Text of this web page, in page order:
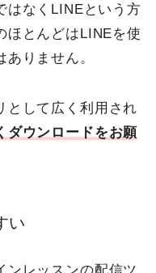
はなくLINEという方
ほとんどはLINEを使
りません。
として広く利用され
ダウンロードをお願
い
ンレッスンの配信ツ